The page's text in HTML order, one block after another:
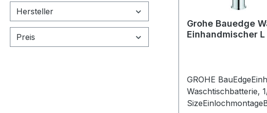
Hersteller
Preis
Grohe Bauedge
Einhandmischer
GROHE
Waschtischbatterie,